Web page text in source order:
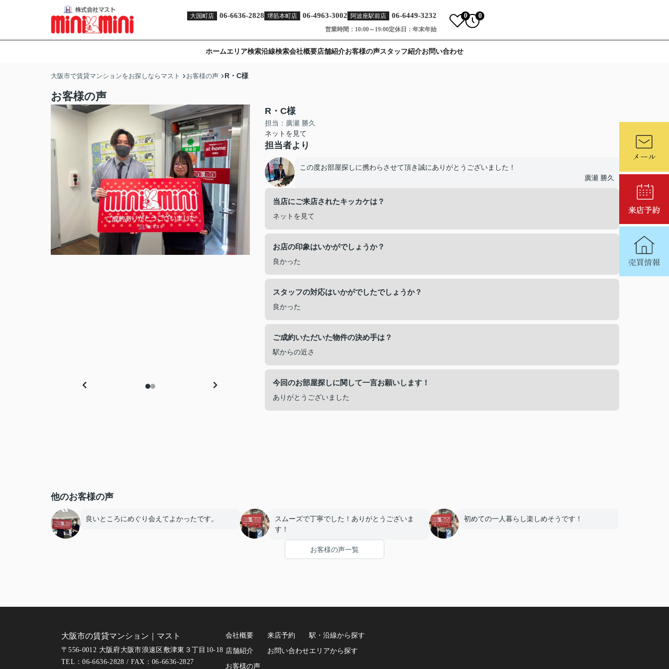
大国町店 06-6636-2828 堺筋本町店 06-4963-3002 阿波座駅前店 06-6449-3232
営業時間：10:00～19:00定休日：年末年始
0 0
ホームエリア検索沿線検索会社概要店舗紹介お客様の声スタッフ紹介お問い合わせ
大阪市で賃貸マンションをお探しならマスト お客様の声 R・C様
お客様の声
R・C様
担当：廣瀬 勝久
ネットを見て
担当者より
この度お部屋探しに携わらさせて頂き誠にありがとうございました！
廣瀬 勝久
当店にご来店されたキッカケは？
ネットを見て
お店の印象はいかがでしょうか？
良かった
スタッフの対応はいかがでしたでしょうか？
良かった
ご成約いただいた物件の決め手は？
駅からの近さ
今回のお部屋探しに関して一言お願いします！
ありがとうございました
他のお客様の声
良いところにめぐり会えてよかったです。
スムーズで丁寧でした！ありがとうございま
す！
初めての一人暮らし楽しめそうです！
お客様の声一覧
大阪市の賃貸マンション｜マスト
〒556-0012 大阪府大阪市浪速区敷津東３丁目10-18
TEL：06-6636-2828 / FAX：06-6636-2827
会社概要
店舗紹介
お客様の声
来店予約
お問い合わせ
駅・沿線から探す
エリアから探す